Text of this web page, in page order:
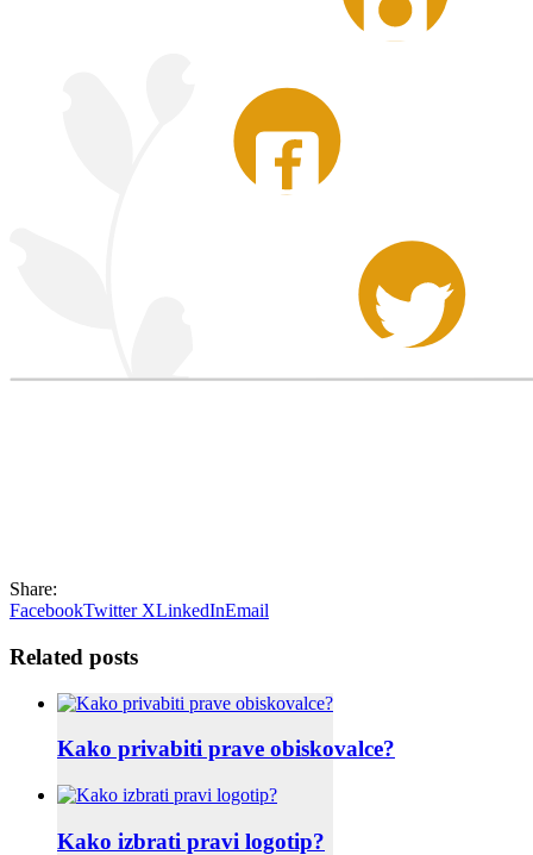
Share:
FacebookTwitter XLinkedInEmail
Related posts
Kako privabiti prave obiskovalce?
Kako izbrati pravi logotip?